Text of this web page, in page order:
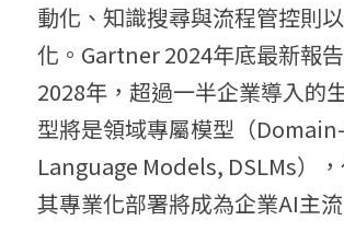
動化、知識搜尋與流程管控則
化。Gartner 2024年底最新報
2028年，超過一半企業導入的
型將是領域專屬模型（
Language Models, DSLMs）
其專業化部署將成為企業AI主流